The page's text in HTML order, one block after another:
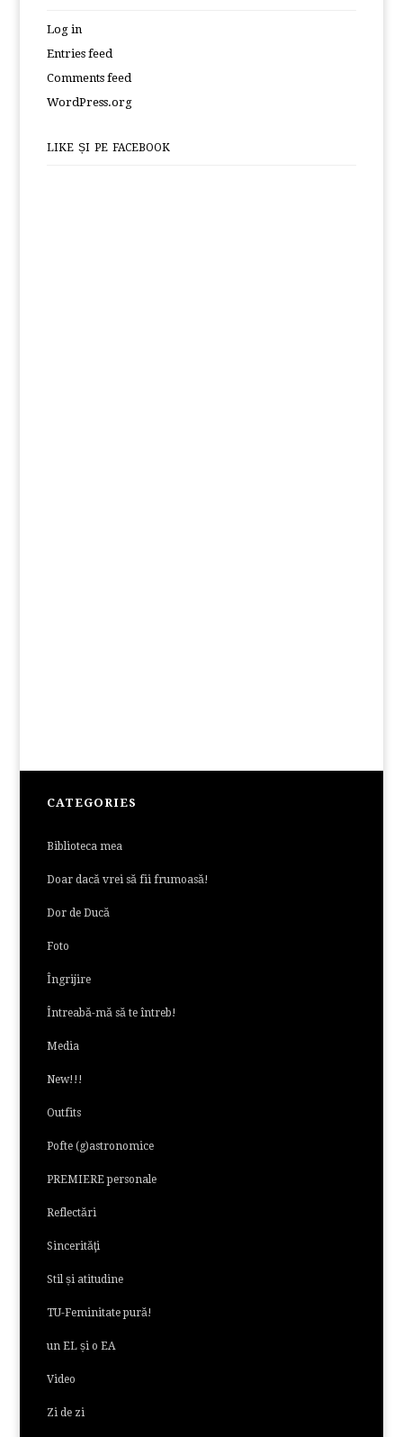
Log in
Entries feed
Comments feed
WordPress.org
LIKE ȘI PE FACEBOOK
CATEGORIES
Biblioteca mea
Doar dacă vrei să fii frumoasă!
Dor de Ducă
Foto
Îngrijire
Întreabă-mă să te întreb!
Media
New!!!
Outfits
Pofte (g)astronomice
PREMIERE personale
Reflectări
Sincerităţi
Stil și atitudine
TU-Feminitate pură!
un EL și o EA
Video
Zi de zi